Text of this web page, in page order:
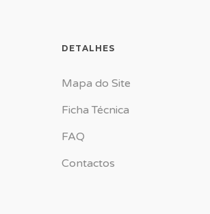
DETALHES
Mapa do Site
Ficha Técnica
FAQ
Contactos